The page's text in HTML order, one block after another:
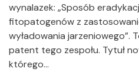
wynalazek: „Sposób
fitopatogenów z
wyładowania jarzeniowego”.
patent tego zespołu. Tytuł
którego…